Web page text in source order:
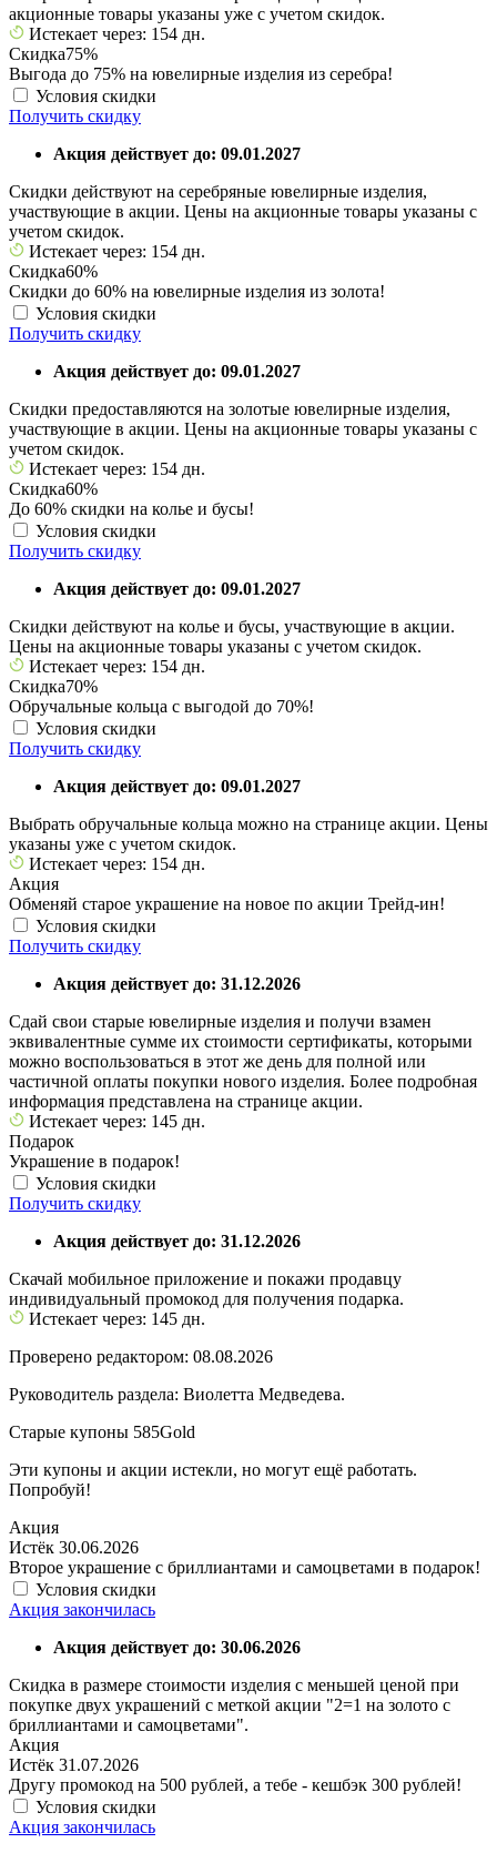
акционные товары указаны уже с учетом скидок.
Истекает через: 154 дн.
Скидка75%
Выгода до 75% на ювелирные изделия из серебра!
Условия скидки
Получить скидку
Акция действует до: 09.01.2027
Скидки действуют на серебряные ювелирные изделия,
участвующие в акции. Цены на акционные товары указаны с
учетом скидок.
Истекает через: 154 дн.
Скидка60%
Скидки до 60% на ювелирные изделия из золота!
Условия скидки
Получить скидку
Акция действует до: 09.01.2027
Скидки предоставляются на золотые ювелирные изделия,
участвующие в акции. Цены на акционные товары указаны с
учетом скидок.
Истекает через: 154 дн.
Скидка60%
До 60% скидки на колье и бусы!
Условия скидки
Получить скидку
Акция действует до: 09.01.2027
Скидки действуют на колье и бусы, участвующие в акции.
Цены на акционные товары указаны с учетом скидок.
Истекает через: 154 дн.
Скидка70%
Обручальные кольца с выгодой до 70%!
Условия скидки
Получить скидку
Акция действует до: 09.01.2027
Выбрать обручальные кольца можно на странице акции. Цены
указаны уже с учетом скидок.
Истекает через: 154 дн.
Акция
Обменяй старое украшение на новое по акции Трейд-ин!
Условия скидки
Получить скидку
Акция действует до: 31.12.2026
Сдай свои старые ювелирные изделия и получи взамен
эквивалентные сумме их стоимости сертификаты, которыми
можно воспользоваться в этот же день для полной или
частичной оплаты покупки нового изделия. Более подробная
информация представлена на странице акции.
Истекает через: 145 дн.
Подарок
Украшение в подарок!
Условия скидки
Получить скидку
Акция действует до: 31.12.2026
Скачай мобильное приложение и покажи продавцу
индивидуальный промокод для получения подарка.
Истекает через: 145 дн.
Проверено редактором: 08.08.2026
Руководитель раздела: Виолетта Медведева.
Старые купоны 585Gold
Эти купоны и акции истекли, но могут ещё работать.
Попробуй!
Акция
Истёк 30.06.2026
Второе украшение с бриллиантами и самоцветами в подарок!
Условия скидки
Акция закончилась
Акция действует до: 30.06.2026
Скидка в размере стоимости изделия с меньшей ценой при
покупке двух украшений с меткой акции "2=1 на золото с
бриллиантами и самоцветами".
Акция
Истёк 31.07.2026
Другу промокод на 500 рублей, а тебе - кешбэк 300 рублей!
Условия скидки
Акция закончилась